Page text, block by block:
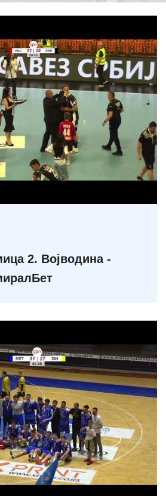
2. Војводина -